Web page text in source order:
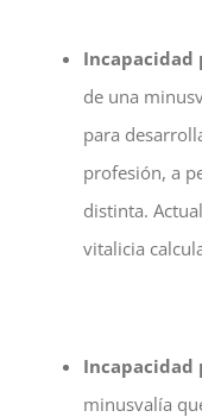
Incapacidad
de una
para
profesión, a
distinta.
vitalicia
Incapacidad
minusvalía